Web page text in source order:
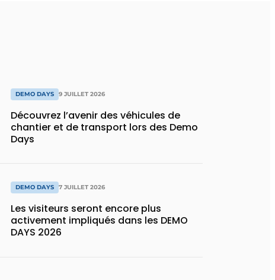
DEMO DAYS 9 JUILLET 2026
Découvrez l’avenir des véhicules de
chantier et de transport lors des Demo
Days
DEMO DAYS 7 JUILLET 2026
Les visiteurs seront encore plus
activement impliqués dans les DEMO
DAYS 2026